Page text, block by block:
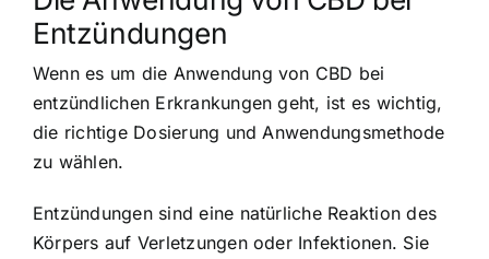
Entzündungen
Wenn es um die Anwendung von CBD bei
entzündlichen Erkrankungen geht, ist es wichtig,
die richtige Dosierung und Anwendungsmethode
zu wählen.
Entzündungen sind eine natürliche Reaktion des
Körpers auf Verletzungen oder Infektionen. Sie